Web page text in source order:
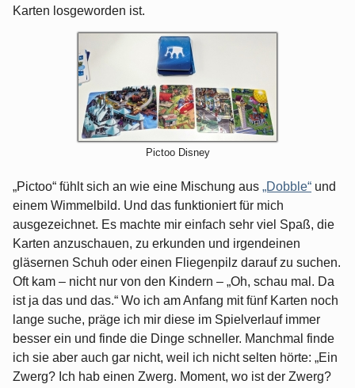
Karten losgeworden ist.
Pictoo Disney
„Pictoo“ fühlt sich an wie eine Mischung aus „Dobble“ und
einem Wimmelbild. Und das funktioniert für mich
ausgezeichnet. Es machte mir einfach sehr viel Spaß, die
Karten anzuschauen, zu erkunden und irgendeinen
gläsernen Schuh oder einen Fliegenpilz darauf zu suchen.
Oft kam – nicht nur von den Kindern – „Oh, schau mal. Da
ist ja das und das.“ Wo ich am Anfang mit fünf Karten noch
lange suche, präge ich mir diese im Spielverlauf immer
besser ein und finde die Dinge schneller. Manchmal finde
ich sie aber auch gar nicht, weil ich nicht selten hörte: „Ein
Zwerg? Ich hab einen Zwerg. Moment, wo ist der Zwerg?